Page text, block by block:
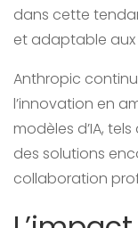
dans cette
et adaptable aux
Anthropic
l’innovation en
modèles d’IA,
des solutions
collaboration